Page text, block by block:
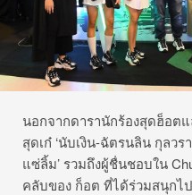
นอกจากดารานักร้องสุดฮ็อต
สุดเก๋ ‘นับเงิน-ฉัตรนลิน กุลวร
แซ่ลิ้ม’ รวมถึงผู้ชื่นชอบใน
คลับของ ก็อต ที่ได้ร่วมสนุกไ